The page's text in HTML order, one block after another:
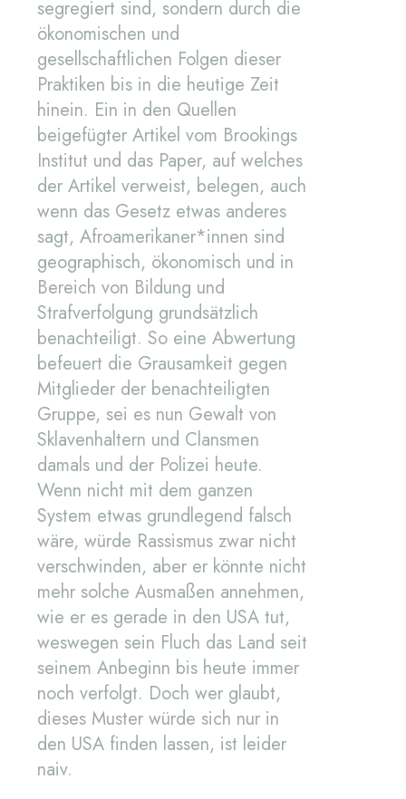
segregiert sind, sondern durch die
ökonomischen und
gesellschaftlichen Folgen dieser
Praktiken bis in die heutige Zeit
hinein. Ein in den Quellen
beigefügter Artikel vom Brookings
Institut und das Paper, auf welches
der Artikel verweist, belegen, auch
wenn das Gesetz etwas anderes
sagt, Afroamerikaner*innen sind
geographisch, ökonomisch und in
Bereich von Bildung und
Strafverfolgung grundsätzlich
benachteiligt. So eine Abwertung
befeuert die Grausamkeit gegen
Mitglieder der benachteiligten
Gruppe, sei es nun Gewalt von
Sklavenhaltern und Clansmen
damals und der Polizei heute.
Wenn nicht mit dem ganzen
System etwas grundlegend falsch
wäre, würde Rassismus zwar nicht
verschwinden, aber er könnte nicht
mehr solche Ausmaßen annehmen,
wie er es gerade in den USA tut,
weswegen sein Fluch das Land seit
seinem Anbeginn bis heute immer
noch verfolgt. Doch wer glaubt,
dieses Muster würde sich nur in
den USA finden lassen, ist leider
naiv.